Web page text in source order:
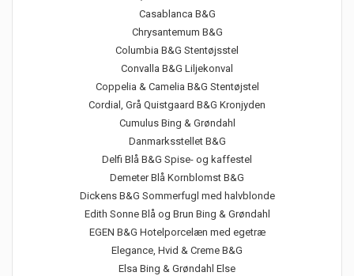
Casablanca B&G
Chrysantemum B&G
Columbia B&G Stentøjsstel
Convalla B&G Liljekonval
Coppelia & Camelia B&G Stentøjstel
Cordial, Grå Quistgaard B&G Kronjyden
Cumulus Bing & Grøndahl
Danmarksstellet B&G
Delfi Blå B&G Spise- og kaffestel
Demeter Blå Kornblomst B&G
Dickens B&G Sommerfugl med halvblonde
Edith Sonne Blå og Brun Bing & Grøndahl
EGEN B&G Hotelporcelæn med egetræ
Elegance, Hvid & Creme B&G
Elsa Bing & Grøndahl Else